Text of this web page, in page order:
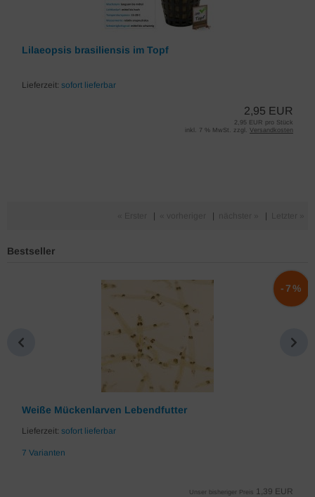
Lilaeopsis brasiliensis im Topf
Lieferzeit: sofort lieferbar
2,95 EUR
2,95 EUR pro Stück
inkl. 7 % MwSt. zzgl. Versandkosten
Bestseller
Weiße Mückenlarven Lebendfutter
Lieferzeit: sofort lieferbar
7 Varianten
Unser bisheriger Preis 1,39 EUR
-7%